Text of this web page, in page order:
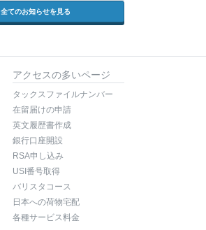
全てのお知らせを見る
アクセスの多いページ
タックスファイルナンバー
在留届けの申請
英文履歴書作成
銀行口座開設
RSA申し込み
USI番号取得
バリスタコース
日本への荷物宅配
各種サービス料金